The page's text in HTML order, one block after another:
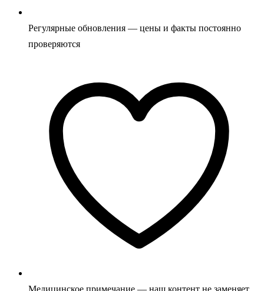
Регулярные обновления — цены и факты постоянно
проверяются